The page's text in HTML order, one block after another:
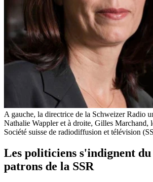
A gauche, la directrice de la Schweizer Radio
Nathalie Wappler et à droite, Gilles Marchand,
Société suisse de radiodiffusion et télévision
Les politiciens s'indignent du
patrons de la SSR